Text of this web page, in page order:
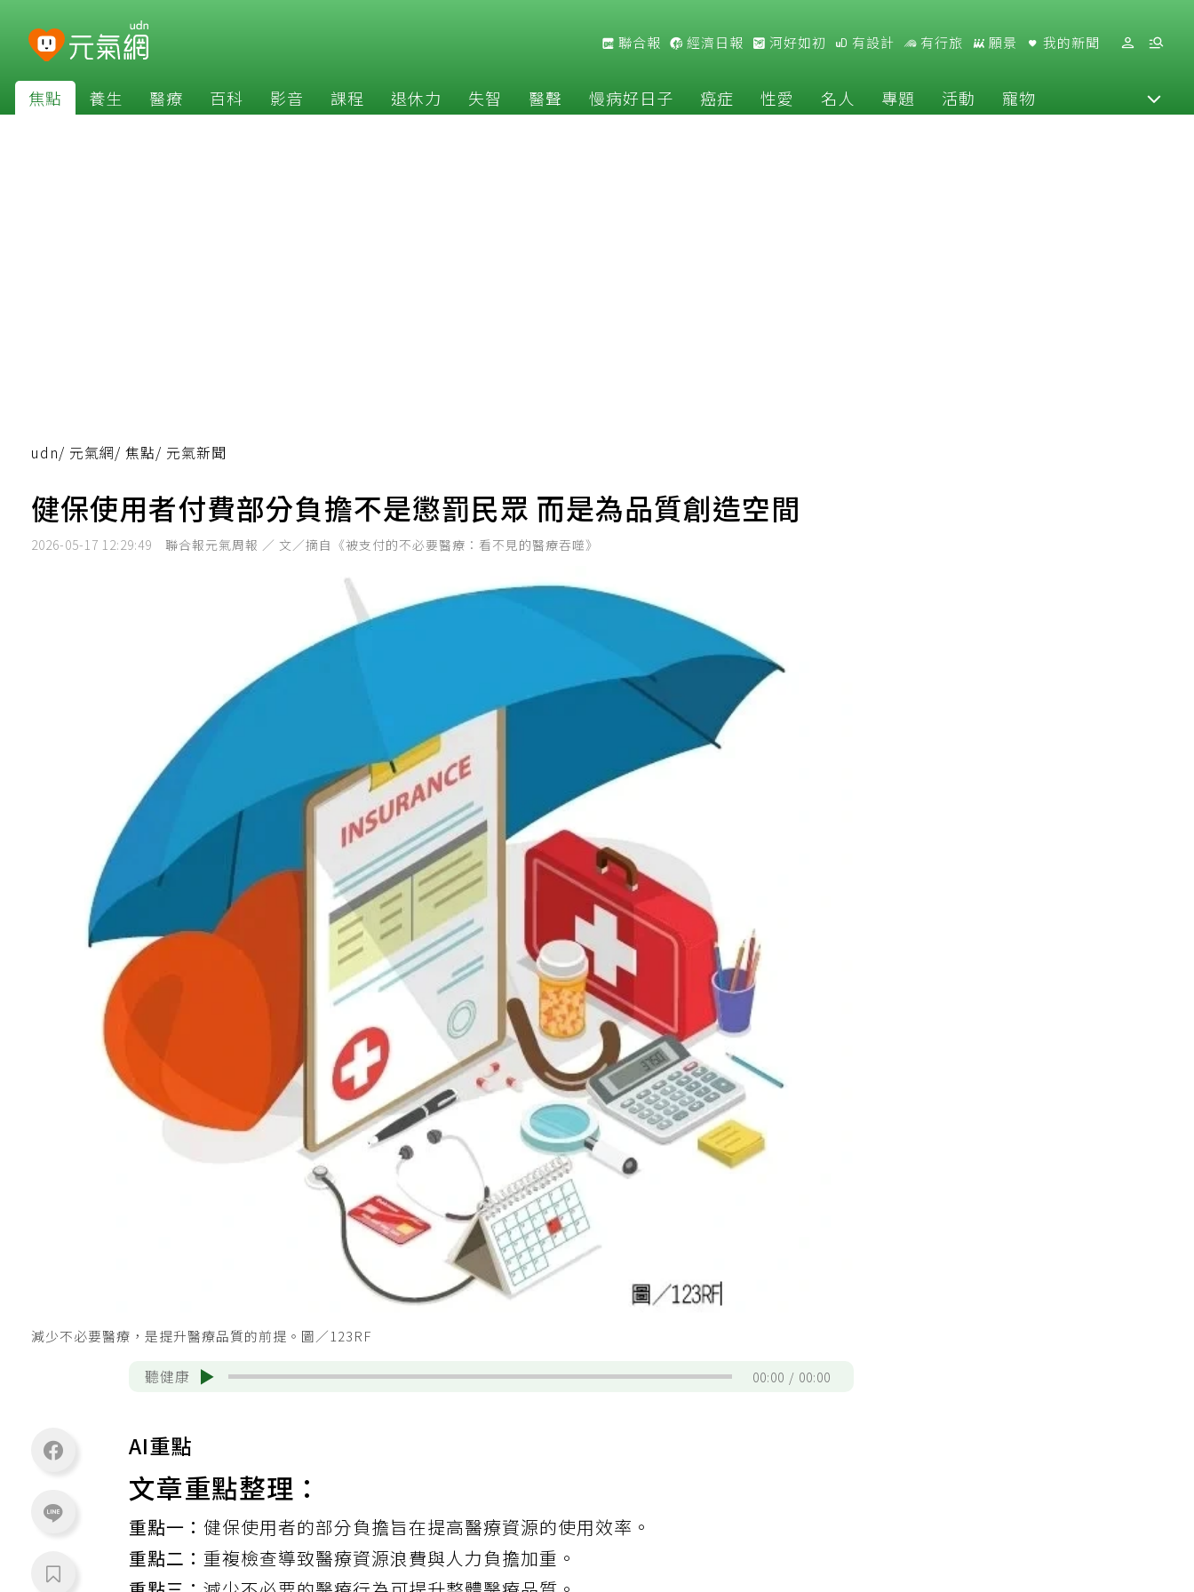
聯合報 經濟日報 河好如初 有設計 有行旅 願景 我的新聞
焦點 養生 醫療 百科 影音 課程 退休力 失智 醫聲 慢病好日子 癌症 性愛 名人 專題 活動 寵物
udn/ 元氣網/ 焦點/ 元氣新聞
健保使用者付費部分負擔不是懲罰民眾 而是為品質創造空間
2026-05-17 12:29:49 聯合報元氣周報 ／ 文／摘自《被支付的不必要醫療：看不見的醫療吞噬》
減少不必要醫療，是提升醫療品質的前提。圖／123RF
聽健康 00:00 00:00
AI重點
文章重點整理：
重點一：健保使用者的部分負擔旨在提高醫療資源的使用效率。
重點二：重複檢查導致醫療資源浪費與人力負擔加重。